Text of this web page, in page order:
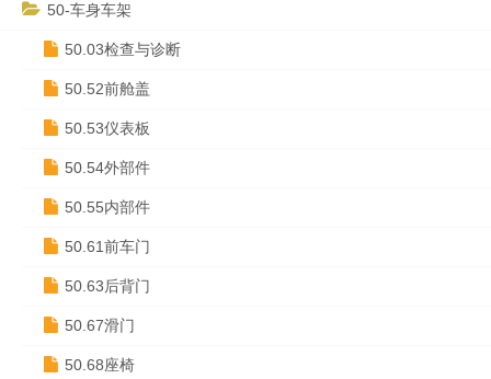
50-车身车架
50.03检查与诊断
50.52前舱盖
50.53仪表板
50.54外部件
50.55内部件
50.61前车门
50.63后背门
50.67滑门
50.68座椅